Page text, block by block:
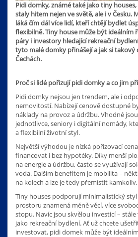
Pidi domky, známé také jako tiny
staly hitem nejen ve světě, ale i v Česku.
láká čím dál více lidí, kteří chtějí bydlet
flexibilně. Tiny house může být ideálním
páry i investory hledající rekreační
tyto malé domky přinášejí a jak si
Čechách.
Proč si lidé pořizují pidi domky a co jim
Pidi domky nejsou jen trendem, ale i
nemovitostí. Nabízejí cenově dostupné
náklady na provoz a údržbu. Vhodné
jednotlivce, seniory i digitální nomády,
a flexibilní životní styl.
Největší výhodou je nízká pořizovací
financovat i bez hypotéky. Díky menší
na energie a údržbu, často se využívají
voda. Dalším benefitem je mobilita –
na kolech a lze je tedy přemístit kamkoliv.
Tiny houses podporují minimalistický
prostoru znamená méně věcí, více
stopu. Navíc jsou skvělou investicí –
jako rekreační bydlení. Ať už chcete
investovat, pidi domek může být